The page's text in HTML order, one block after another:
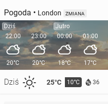
Pogoda • London ZMIANA
Dziś
22:00
20°C
Dziś 25°C 10°C 36
23:00
20°C
Jutro
00:00
18°C
01:00
17°C